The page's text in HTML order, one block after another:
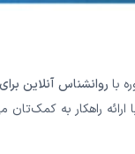
با روانشناس آنلاین
راهکار به کمک‌تان